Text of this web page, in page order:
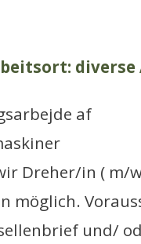
af
Dreher/in ( m/
möglich.
und/